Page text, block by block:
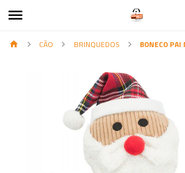
CÃO BRINQUEDOS BONECO PAI